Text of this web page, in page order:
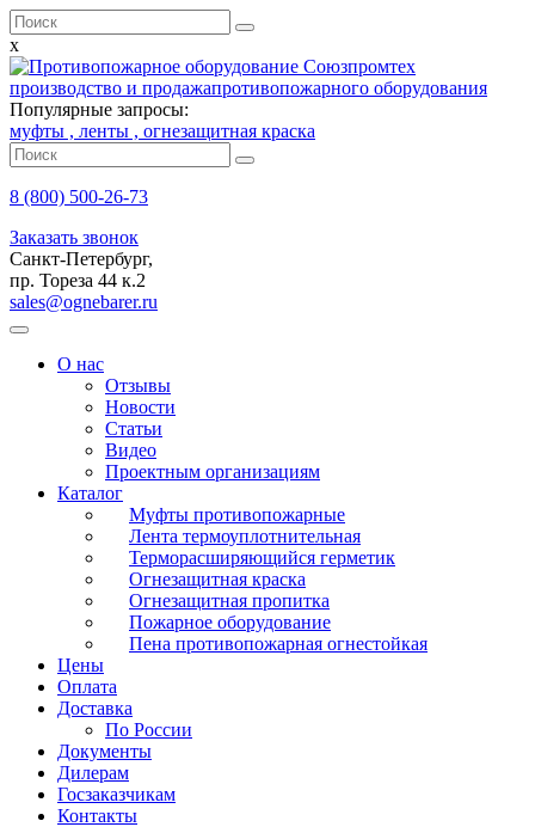
x
производство и продажапротивопожарного оборудования
Популярные запросы:
муфты , ленты , огнезащитная краска
8 (800) 500-26-73
Заказать звонок
Санкт-Петербург,
пр. Тореза 44 к.2
sales@ognebarer.ru
О нас
Отзывы
Новости
Статьи
Видео
Проектным организациям
Каталог
Муфты противопожарные
Лента термоуплотнительная
Терморасширяющийся герметик
Огнезащитная краска
Огнезащитная пропитка
Пожарное оборудование
Пена противопожарная огнестойкая
Цены
Оплата
Доставка
По России
Документы
Дилерам
Госзаказчикам
Контакты